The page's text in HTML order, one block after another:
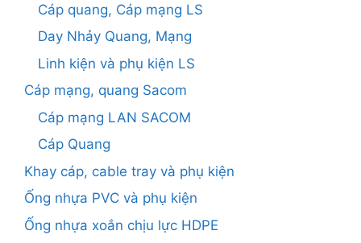
Cáp quang, Cáp mạng LS
Day Nhảy Quang, Mạng
Linh kiện và phụ kiện LS
Cáp mạng, quang Sacom
Cáp mạng LAN SACOM
Cáp Quang
Khay cáp, cable tray và phụ kiện
Ống nhựa PVC và phụ kiện
Ống nhựa xoắn chịu lực HDPE